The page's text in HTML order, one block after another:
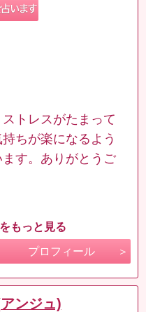
トレスがたまって
ちが楽になるよう
す。ありがとうご
もっと見る
プロフィール
ンジュ)